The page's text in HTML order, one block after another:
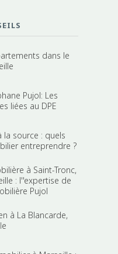
dans le
Pujol: Les
liées au DPE
la source : quels
entreprendre ?
à Saint-Tronc,
: l''expertise de
Pujol
à La Blancarde,